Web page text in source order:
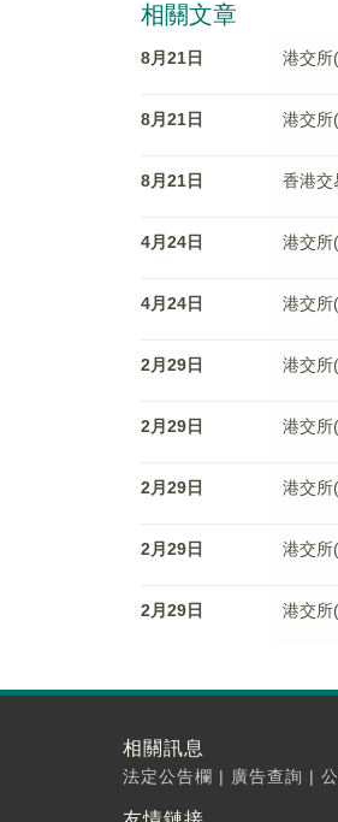
相關文章
8月21日 港交所
8月21日 港交所
8月21日 香港交
4月24日 港交所
4月24日 港交所
2月29日 港交所
2月29日 港交所
2月29日 港交所
2月29日 港交所
2月29日 港交所
相關訊息
法定公告欄 | 廣告查詢 |